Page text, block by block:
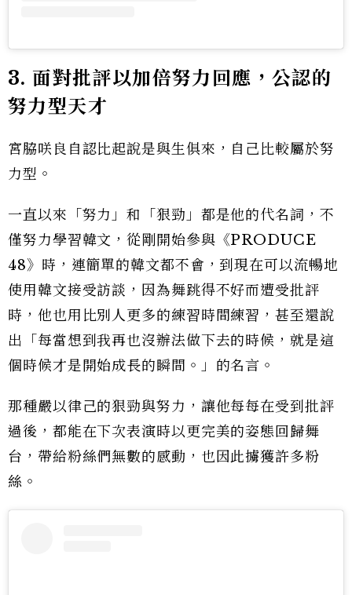
3. 面對批評以加倍努力回應，公認的
努力型天才
宮脇咲良自認比起說是與生俱來，自己比較屬於努
力型。
一直以來「努力」和「狠勁」都是他的代名詞，不
僅努力學習韓文，從剛開始參與《PRODUCE
48》時，連簡單的韓文都不會，到現在可以流暢地
使用韓文接受訪談，因為舞跳得不好而遭受批評
時，他也用比別人更多的練習時間練習，甚至還說
出「每當想到我再也沒辦法做下去的時候，就是這
個時候才是開始成長的瞬間。」的名言。
那種嚴以律己的狠勁與努力，讓他每每在受到批評
過後，都能在下次表演時以更完美的姿態回歸舞
台，帶給粉絲們無數的感動，也因此擄獲許多粉
絲。